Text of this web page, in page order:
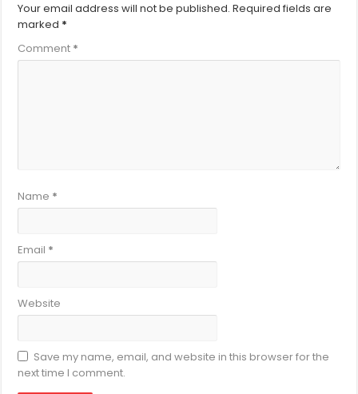
Your email address will not be published. Required fields are
marked *
Comment *
Name *
Email *
Website
Save my name, email, and website in this browser for the
next time I comment.